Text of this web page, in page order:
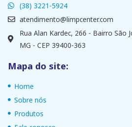
(38) 3221-5924
atendimento@limpcenter.com
Rua Alan Kardec, 266 - Bairro São
MG - CEP 39400-363
Mapa do site:
Home
Sobre nós
Produtos